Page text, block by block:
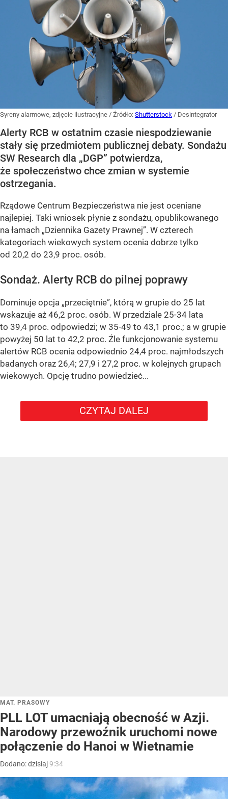
Syreny alarmowe, zdjęcie ilustracyjne / Źródło: Shutterstock / Desintegrator
Alerty RCB w ostatnim czasie niespodziewanie
stały się przedmiotem publicznej debaty. Sondażu
SW Research dla „DGP” potwierdza,
że społeczeństwo chce zmian w systemie
ostrzegania.
Rządowe Centrum Bezpieczeństwa nie jest oceniane
najlepiej. Taki wniosek płynie z sondażu, opublikowanego
na łamach „Dziennika Gazety Prawnej”. W czterech
kategoriach wiekowych system ocenia dobrze tylko
od 20,2 do 23,9 proc. osób.
Sondaż. Alerty RCB do pilnej poprawy
Dominuje opcja „przeciętnie”, którą w grupie do 25 lat
wskazuje aż 46,2 proc. osób. W przedziale 25-34 lata
to 39,4 proc. odpowiedzi; w 35-49 to 43,1 proc.; a w grupie
powyżej 50 lat to 42,2 proc. Źle funkcjonowanie systemu
alertów RCB ocenia odpowiednio 24,4 proc. najmłodszych
badanych oraz 26,4; 27,9 i 27,2 proc. w kolejnych grupach
wiekowych. Opcję trudno powiedzieć...
CZYTAJ DALEJ
MAT. PRASOWY
PLL LOT umacniają obecność w Azji.
Narodowy przewoźnik uruchomi nowe
połączenie do Hanoi w Wietnamie
Dodano:dzisiaj9:34